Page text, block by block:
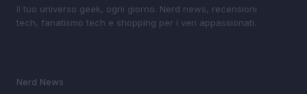
Il tuo universo geek, ogni giorno. Nerd news, recensioni
tech, fanatismo tech e shopping per i veri appassionati.
Nerd News